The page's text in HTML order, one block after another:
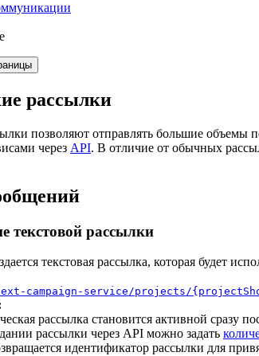
рассылки
позволяют отправлять большие объемы
через API. В отличие от обычных
текстовой рассылки
текстовая рассылка, которая будет
campaign-service/projects/
рассылка становится активной сразу
рассылки через API можно задать
идентификатор рассылки для